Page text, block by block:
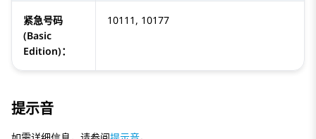
紧急号码
(Basic
Edition)：
10111, 10177
提示音